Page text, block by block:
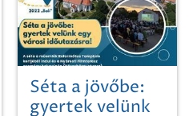
Séta a jövőbe:
gyertek velünk